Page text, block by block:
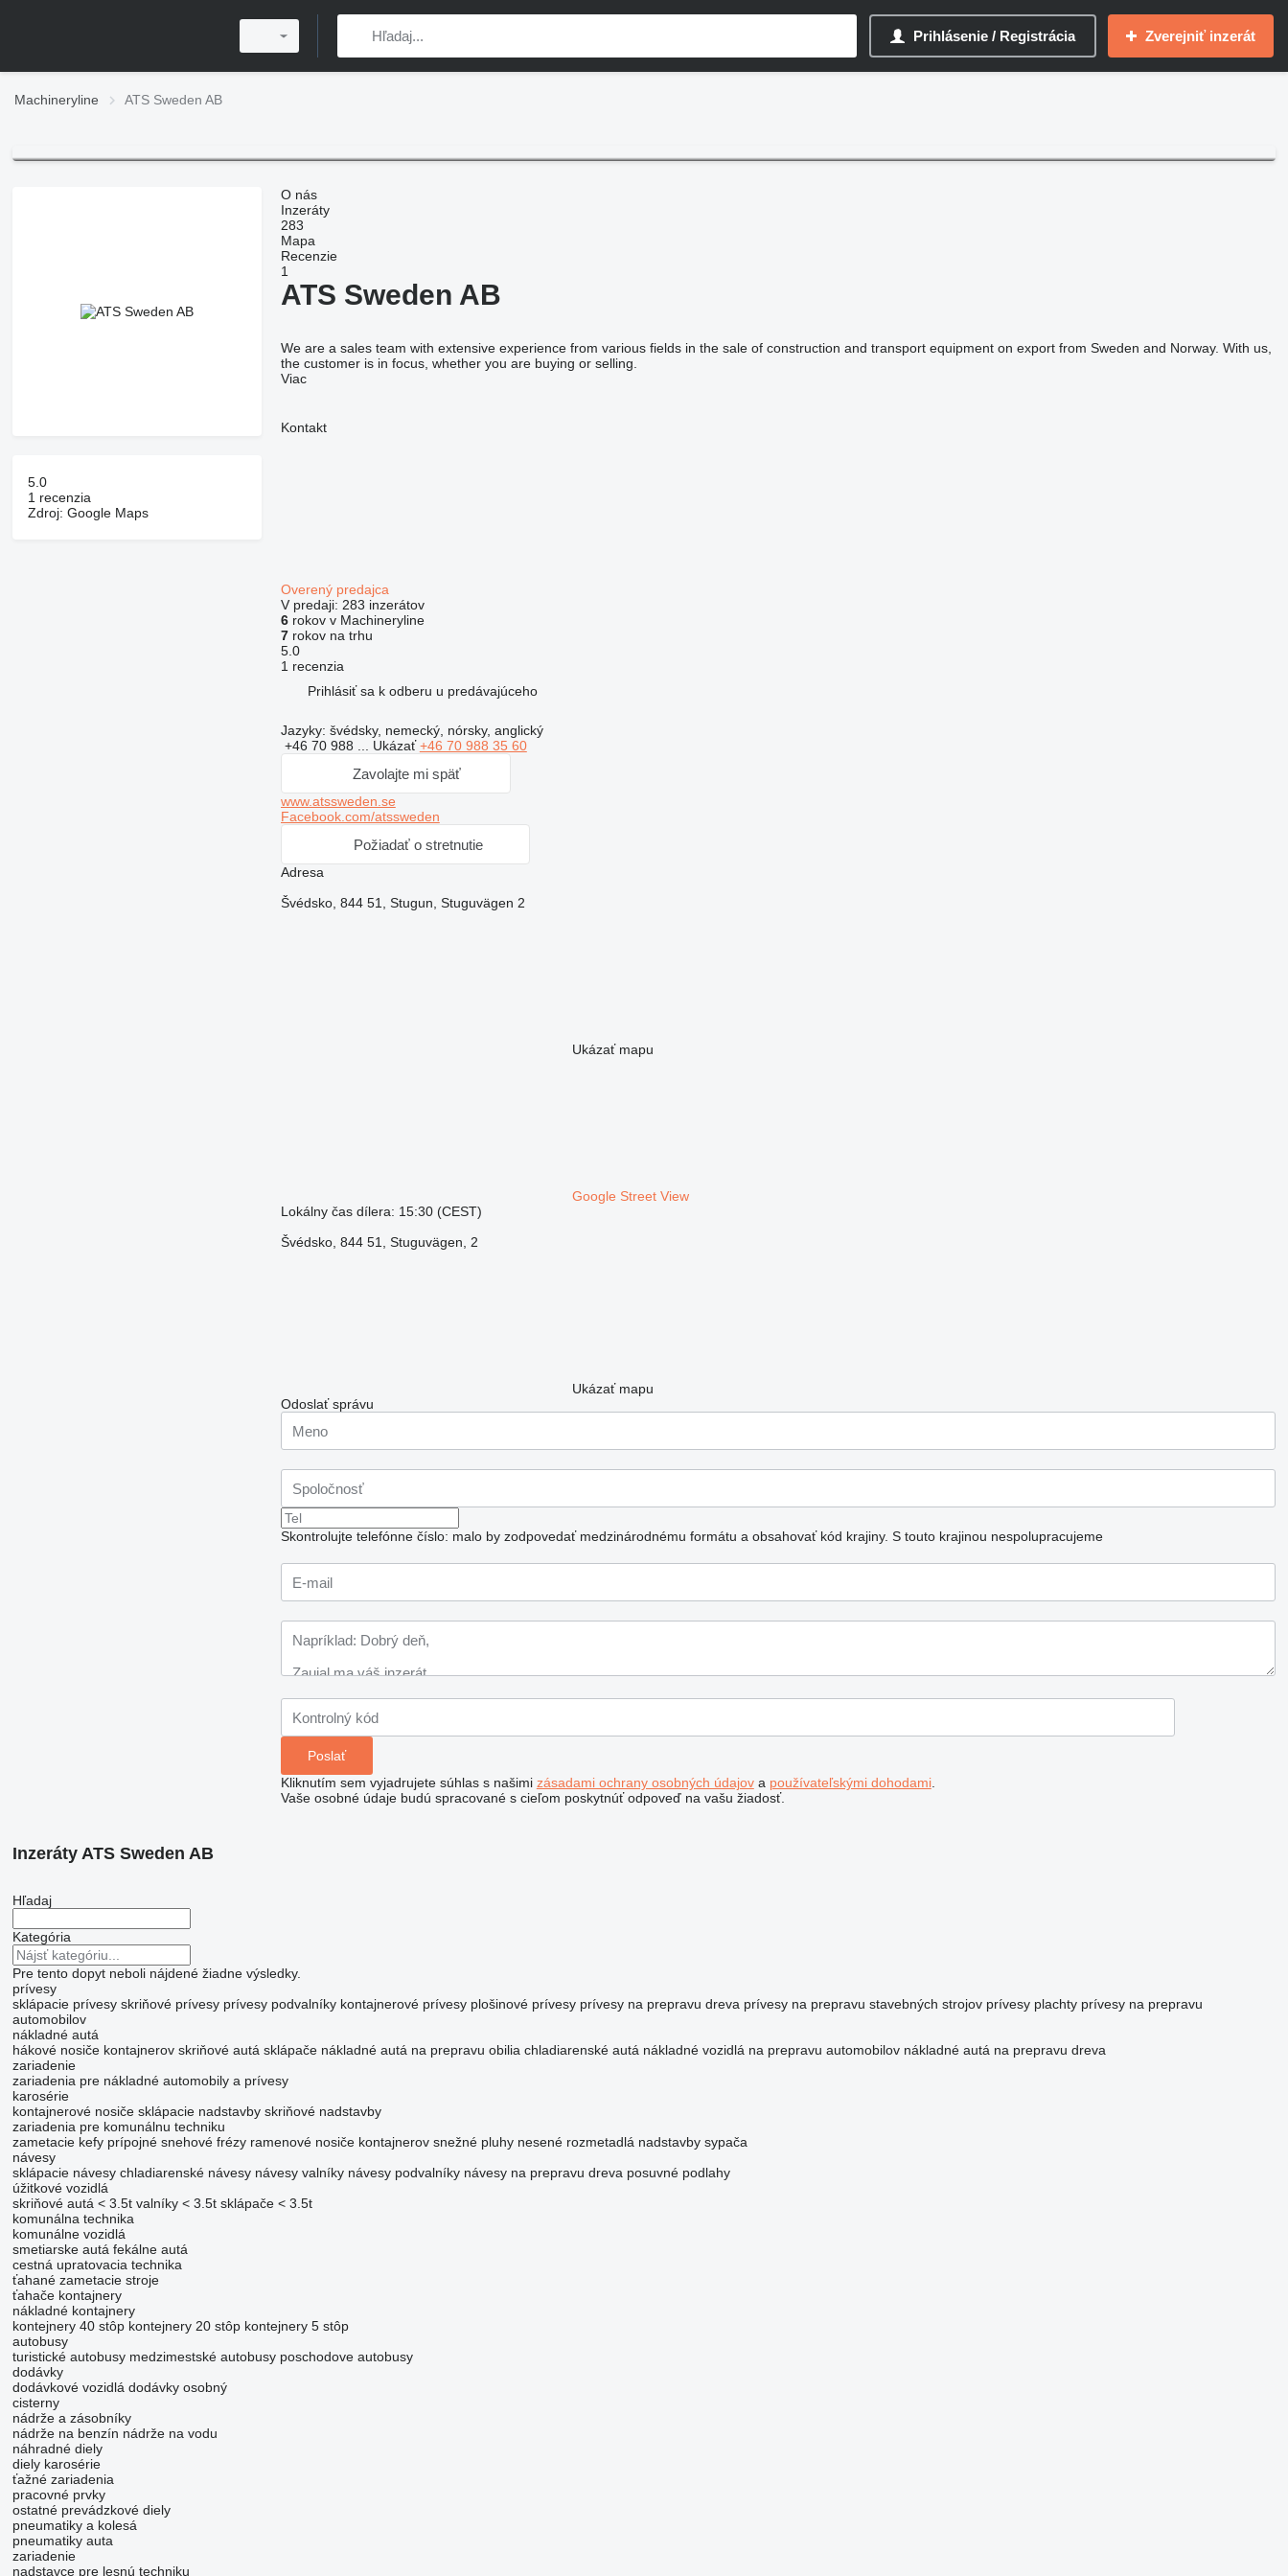
Prihlásenie / Registrácia Zverejniť inzerát
Machineryline ATS Sweden AB
5.0
1 recenzia
Zdroj: Google Maps
O nás
Inzeráty
283
Mapa
Recenzie
1
ATS Sweden AB
We are a sales team with extensive experience from various fields in the sale of construction and transport equipment on export from Sweden and Norway. With us,
the customer is in focus, whether you are buying or selling.
Viac
Kontakt
Overený predajca
V predaji: 283 inzerátov
6rokov v Machineryline
7rokov na trhu
5.0
1 recenzia
Prihlásiť sa k odberu u predávajúceho
Jazyky: švédsky, nemecký, nórsky, anglický
+46 70 988 ... Ukázať+46 70 988 35 60
Zavolajte mi späť
www.atssweden.se
Facebook.com/atssweden
Požiadať o stretnutie
Adresa
Švédsko, 844 51, Stugun, Stuguvägen 2
Ukázať mapu
Google Street View
Lokálny čas dílera: 15:30 (CEST)
Švédsko, 844 51, Stuguvägen, 2
Ukázať mapu
Odoslať správu
Skontrolujte telefónne číslo: malo by zodpovedať medzinárodnému formátu a obsahovať kód krajiny. S touto krajinou nespolupracujeme
Kliknutím sem vyjadrujete súhlas s našimi zásadami ochrany osobných údajova používateľskými dohodami.
Vaše osobné údaje budú spracované s cieľom poskytnúť odpoveď na vašu žiadosť.
Inzeráty ATS Sweden AB
Hľadaj
Kategória
Pre tento dopyt neboli nájdené žiadne výsledky.
prívesy
sklápacie prívesy skriňové prívesy prívesy podvalníky kontajnerové prívesy plošinové prívesy prívesy na prepravu dreva prívesy na prepravu stavebných strojov prívesy plachty prívesy na prepravu
automobilov
nákladné autá
hákové nosiče kontajnerov skriňové autá sklápače nákladné autá na prepravu obilia chladiarenské autá nákladné vozidlá na prepravu automobilov nákladné autá na prepravu dreva
zariadenie
zariadenia pre nákladné automobily a prívesy
karosérie
kontajnerové nosiče sklápacie nadstavby skriňové nadstavby
zariadenia pre komunálnu techniku
zametacie kefy prípojné snehové frézy ramenové nosiče kontajnerov snežné pluhy nesené rozmetadlá nadstavby sypača
návesy
sklápacie návesy chladiarenské návesy návesy valníky návesy podvalníky návesy na prepravu dreva posuvné podlahy
úžitkové vozidlá
skriňové autá < 3.5t valníky < 3.5t sklápače < 3.5t
komunálna technika
komunálne vozidlá
smetiarske autá fekálne autá
cestná upratovacia technika
ťahané zametacie stroje
ťahače kontajnery
nákladné kontajnery
kontejnery 40 stôp kontejnery 20 stôp kontejnery 5 stôp
autobusy
turistické autobusy medzimestské autobusy poschodove autobusy
dodávky
dodávkové vozidlá dodávky osobný
cisterny
nádrže a zásobníky
nádrže na benzín nádrže na vodu
náhradné diely
diely karosérie
ťažné zariadenia
pracovné prvky
ostatné prevádzkové diely
pneumatiky a kolesá
pneumatiky auta
zariadenie
nadstavce pre lesnú techniku